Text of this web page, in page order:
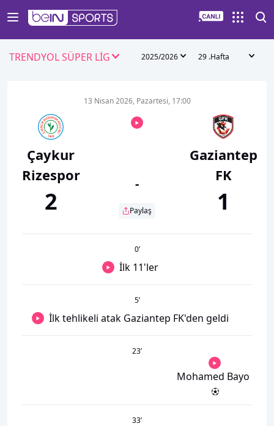
TRENDYOL SÜPER LİG 2025/2026 29 .Hafta
Çaykur
Rizespor
2
13 Nisan 2026, Pazartesi, 17:00
-
Paylaş
Gaziantep
FK
1
0’
İlk 11'ler
5’
İlk tehlikeli atak Gaziantep FK'den geldi
23’
Mohamed Bayo
33’